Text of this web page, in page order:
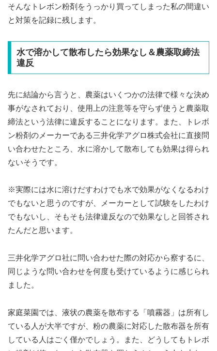
そんなトレボン粉剤をうっかり買ってしまった私の間違い
と対策を記録に残します。
水で溶かして散布したら効果なし＆農薬取締法
違反
先に結論から言うと、農薬はいくつかの法律で様々な決め
事がなされており、使用上の注意等を守らず使うと農薬取
締法という法律に違反することになります。また、トレボ
ン粉剤のメーカーである三井化学アグロ株式会社に直接問
い合わせたところ、水に溶かして散布しても効果は得られ
ないそうです。
※実際には水に溶けだすわけでも水で効果がなくなるわけ
でもないと思うのですが、メーカーとして試験をしたわけ
でもないし、そもそも法律違反なので効果なしと回答され
たんだと思います。
三井化学アグロ社に問い合わせた際の対応から察するに、
同じような問い合わせを何度も受けているように感じられ
ました。
家庭菜園では、液状の農薬を散布する「噴霧器」は所有し
ている人が大半ですが、粉の農薬に対応した散布器を所有
している人はごく僅かでしょう。また、どうしてもトレボ